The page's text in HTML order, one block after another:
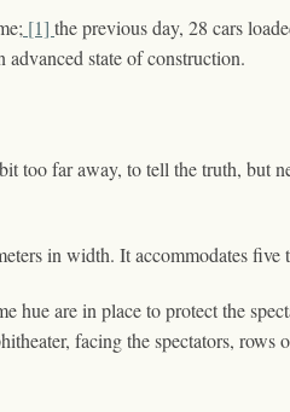
[1] the previous day, 28 cars
state of construction.
too far away, to tell the truth, but
in width. It accommodates five
hue are in place to protect the
facing the spectators,